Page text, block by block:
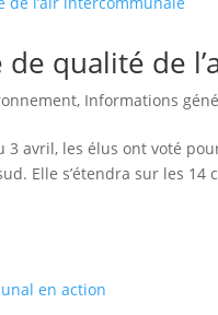
de qualité de
, Informations
avril, les élus ont voté
Elle s’étendra sur les